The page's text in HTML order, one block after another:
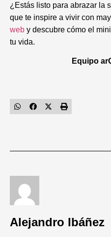
¿Estás listo para abrazar la
que te inspire a vivir con
web y descubre cómo el
tu vida.
Equipo
Alejandro Ibáñez